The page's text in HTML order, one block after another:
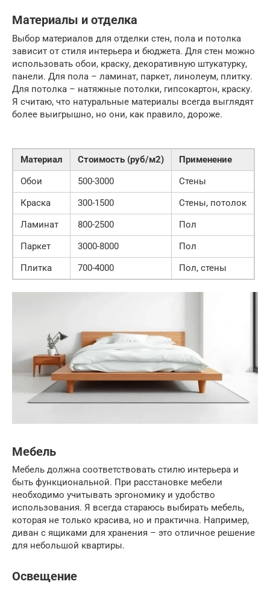
Материалы и отделка
Выбор материалов для отделки стен, пола и потолка
зависит от стиля интерьера и бюджета. Для стен можно
использовать обои, краску, декоративную штукатурку,
панели. Для пола – ламинат, паркет, линолеум, плитку.
Для потолка – натяжные потолки, гипсокартон, краску.
Я считаю, что натуральные материалы всегда выглядят
более выигрышно, но они, как правило, дороже.
Материал Стоимость (руб/м2)
Применение
Обои
500-3000
Стены
Краска
300-1500
Стены, потолок
Ламинат
800-2500
Пол
Паркет
3000-8000
Пол
Плитка
700-4000 Пол, стены
Мебель
Мебель должна соответствовать стилю интерьера и
быть функциональной. При расстановке мебели
необходимо учитывать эргономику и удобство
использования. Я всегда стараюсь выбирать мебель,
которая не только красива, но и практична. Например,
диван с ящиками для хранения – это отличное решение
для небольшой квартиры.
Освещение